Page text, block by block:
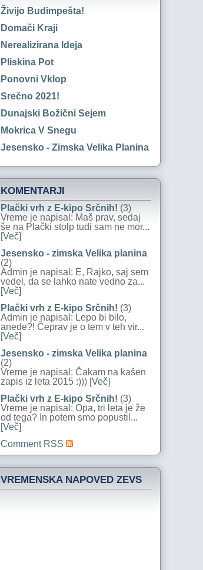
Živijo Budimpešta!
Domači Kraji
Nerealizirana Ideja
Pliskina Pot
Ponovni Vklop
Srečno 2021!
Dunajski Božični Sejem
Mokrica V Snegu
Jesensko - Zimska Velika Planina
KOMENTARJI
Plački vrh z E-kipo Srčnih! (3)
Vreme je napisal: Maš prav, sedaj
še na Plački stolp tudi sam ne mor...
[Več]
Jesensko - zimska Velika planina
(2)
Admin je napisal: E, Rajko, saj sem
vedel, da se lahko nate vedno za...
[Več]
Plački vrh z E-kipo Srčnih! (3)
Admin je napisal: Lepo bi bilo,
anede?! Čeprav je o tem v teh vir...
[Več]
Jesensko - zimska Velika planina
(2)
Vreme je napisal: Čakam na kašen
zapis iz leta 2015 :))) [Več]
Plački vrh z E-kipo Srčnih! (3)
Vreme je napisal: Opa, tri leta je že
od tega? In potem smo popustil...
[Več]
Comment RSS
VREMENSKA NAPOVED ZEVS